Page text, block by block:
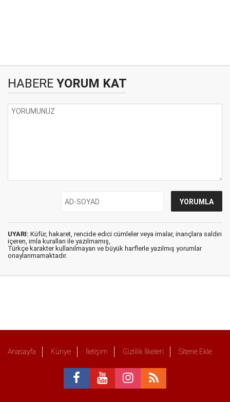
HABERE YORUM KAT
UYARI: Küfür, hakaret, rencide edici cümleler veya imalar, inançlara saldırı
içeren, imla kuralları ile yazılmamış,
Türkçe karakter kullanılmayan ve büyük harflerle yazılmış yorumlar
onaylanmamaktadır.
Anasayfa Künye İletişim Gizlilik İlkeleri Sitene Ekle